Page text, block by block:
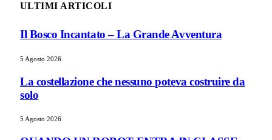
ULTIMI ARTICOLI
Il Bosco Incantato – La Grande Avventura
5 Agosto 2026
La costellazione che nessuno poteva costruire da
solo
5 Agosto 2026